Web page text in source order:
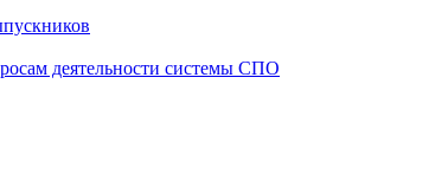
деятельности системы СПО